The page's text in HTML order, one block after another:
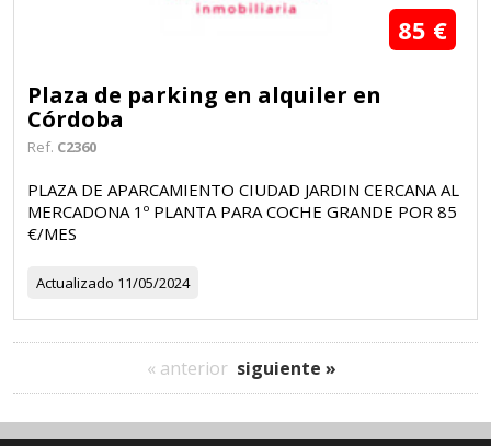
85 €
Plaza de parking en alquiler en
Córdoba
Ref. C2360
PLAZA DE APARCAMIENTO CIUDAD JARDIN CERCANA AL
MERCADONA 1º PLANTA PARA COCHE GRANDE POR 85
€/MES
Actualizado 11/05/2024
« anterior siguiente »